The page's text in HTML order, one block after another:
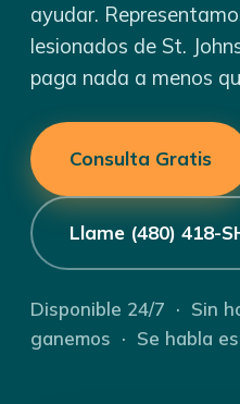
ayudar.
lesionados de St.
paga nada a menos
Consulta Gratis
Llame (480) 418-
Disponible 24/7 · Sin
ganemos · Se habla